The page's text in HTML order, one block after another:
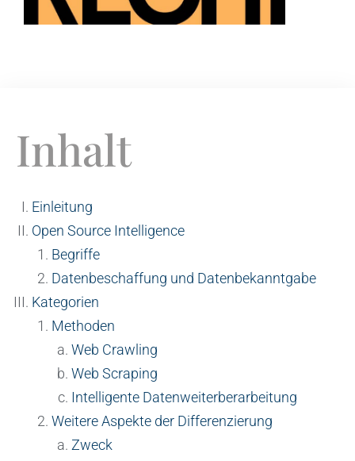
Inhalt
Einleitung
Open Source Intelligence
Begriffe
Datenbeschaffung und Datenbekanntgabe
Kategorien
Methoden
Web Crawling
Web Scraping
Intelligente Datenweiterberarbeitung
Weitere Aspekte der Differenzierung
Zweck